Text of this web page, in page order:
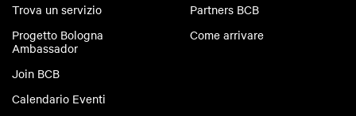
Trova un servizio
Progetto Bologna
Ambassador
Join BCB
Calendario Eventi
Partners BCB
Come arrivare